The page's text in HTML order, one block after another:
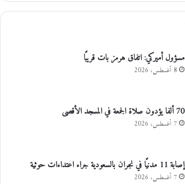
مسؤول أميركي: اتفاق هرمز بات قريبًا
8 أغسطس، 2026
70 ألفا يؤدون صلاة الجمعة في المسجد الأقصى
7 أغسطس، 2026
إصابة 11 مدنيًا في نجران بالسعودية جراء اعتداءات حوثية
7 أغسطس، 2026